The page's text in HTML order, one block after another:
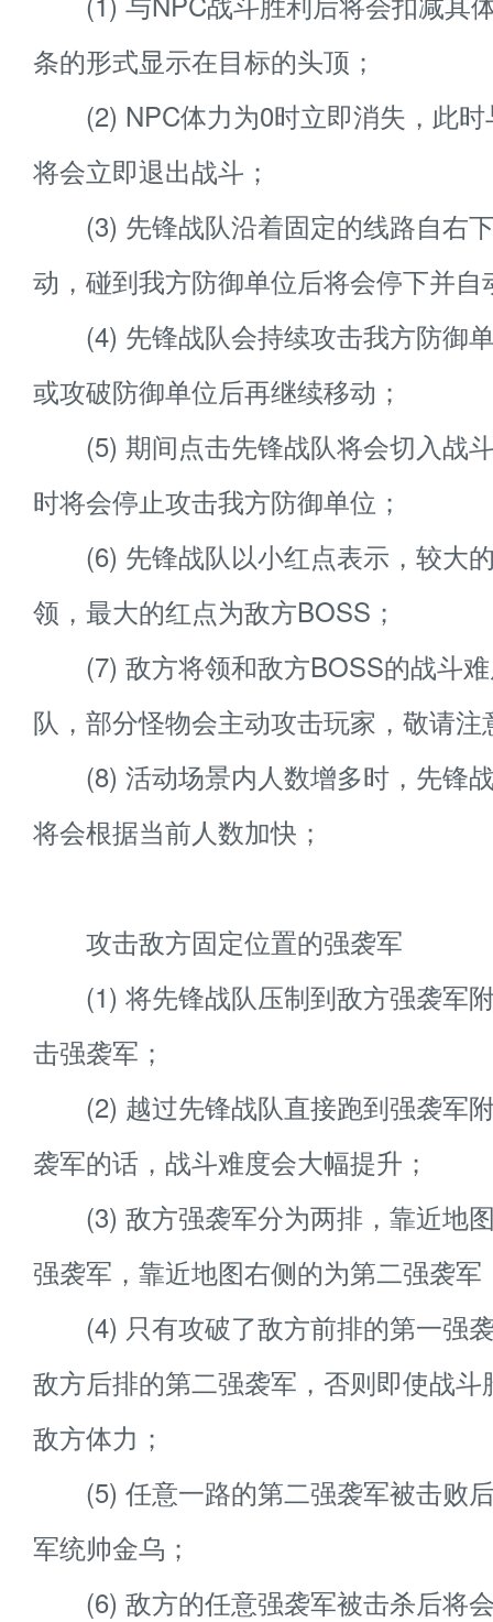
条的形式显示在目标的头顶；
(2) NPC体力为0时立即消失，此时
将会立即退出战斗；
(3) 先锋战队沿着固定的线路自右
动，碰到我方防御单位后将会停下并自
(4) 先锋战队会持续攻击我方防御
或攻破防御单位后再继续移动；
(5) 期间点击先锋战队将会切入战
时将会停止攻击我方防御单位；
(6) 先锋战队以小红点表示，较大
领，最大的红点为敌方BOSS；
(7) 敌方将领和敌方BOSS的战斗难
队，部分怪物会主动攻击玩家，敬请注
(8) 活动场景内人数增多时，先锋
将会根据当前人数加快；
攻击敌方固定位置的强袭军
(1) 将先锋战队压制到敌方强袭军
击强袭军；
(2) 越过先锋战队直接跑到强袭军
袭军的话，战斗难度会大幅提升；
(3) 敌方强袭军分为两排，靠近地
强袭军，靠近地图右侧的为第二强袭军
(4) 只有攻破了敌方前排的第一强
敌方后排的第二强袭军，否则即使战
敌方体力；
(5) 任意一路的第二强袭军被击败
军统帅金乌；
(6) 敌方的任意强袭军被击杀后将